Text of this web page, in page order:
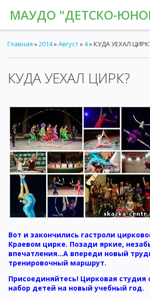
МАУДО "ДЕТСКО-
Главная »2014»Август»4» КУДА УЕХАЛ
КУДА УЕХАЛ ЦИРК?
Вот и закончились гастроли
Краевом цирке. Позади яркие,
впечатления...А впереди новый
тренировочный маршрут.
Присоединяйтесь! Цирковая студия
набор детей на новый учебный год.